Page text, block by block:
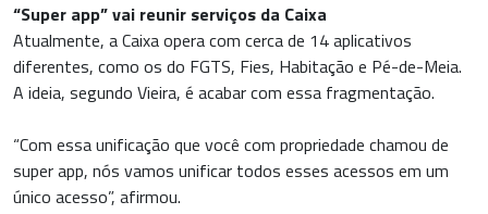
“Super app” vai reunir serviços da Caixa
Atualmente, a Caixa opera com cerca de 14 aplicativos
diferentes, como os do FGTS, Fies, Habitação e Pé-de-Meia.
A ideia, segundo Vieira, é acabar com essa fragmentação.
“Com essa unificação que você com propriedade chamou de
super app, nós vamos unificar todos esses acessos em um
único acesso”, afirmou.